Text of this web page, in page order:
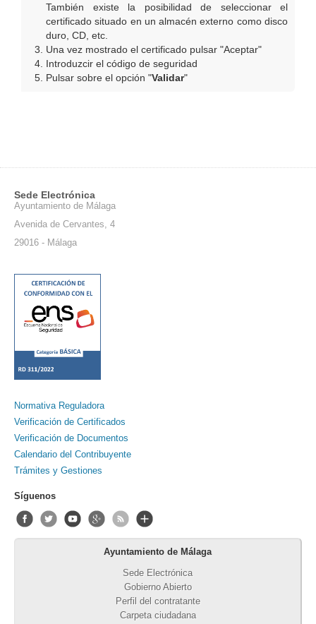
También existe la posibilidad de seleccionar el
certificado situado en un almacén externo como disco
duro, CD, etc.
Una vez mostrado el certificado pulsar "Aceptar"
Introduzcir el código de seguridad
Pulsar sobre el opción "Validar"
Sede Electrónica
Ayuntamiento de Málaga
Avenida de Cervantes, 4
29016 - Málaga
Normativa Reguladora
Verificación de Certificados
Verificación de Documentos
Calendario del Contribuyente
Trámites y Gestiones
Síguenos
Ayuntamiento de Málaga
Sede Electrónica
Gobierno Abierto
Perfil del contratante
Carpeta ciudadana